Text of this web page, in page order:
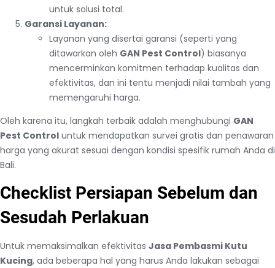
untuk solusi total.
Garansi Layanan:
Layanan yang disertai garansi (seperti yang
ditawarkan oleh GAN Pest Control) biasanya
mencerminkan komitmen terhadap kualitas dan
efektivitas, dan ini tentu menjadi nilai tambah yang
memengaruhi harga.
Oleh karena itu, langkah terbaik adalah menghubungi GAN
Pest Control untuk mendapatkan survei gratis dan penawaran
harga yang akurat sesuai dengan kondisi spesifik rumah Anda di
Bali.
Checklist Persiapan Sebelum dan
Sesudah Perlakuan
Untuk memaksimalkan efektivitas Jasa Pembasmi Kutu
Kucing, ada beberapa hal yang harus Anda lakukan sebagai